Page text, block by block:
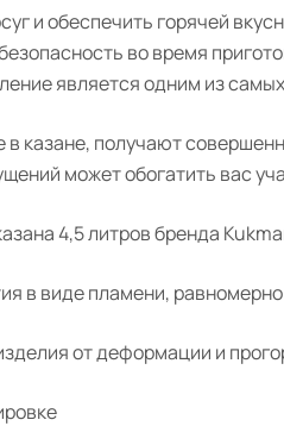
и обеспечить горячей
во время
является одним из
казане, получают
может обогатить вас
4,5 литров бренда
в виде пламени,
от деформации и